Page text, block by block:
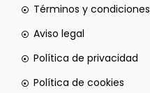
Términos y condiciones
Aviso legal
Política de privacidad
Política de cookies